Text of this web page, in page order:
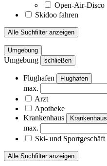
Open-Air-Disco
Skidoo fahren
Alle Suchfilter anzeigen
Umgebung
Umgebung schließen
Flughafen Flughafen
max.
Arzt
Apotheke
Krankenhaus
Krankenhaus
max.
Ski- und Sportgeschäft
Alle Suchfilter anzeigen